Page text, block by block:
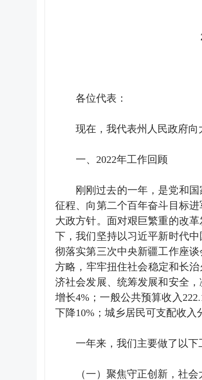
各位代表：
现在，我代表州人民政府向
一、 2022年工作回顾
刚刚过去的一年，是党和
征程、向第二个百年奋斗目标
大政方针。面对艰巨繁重的改
下，我们坚持以习近平新时代
彻落实第三次中央新疆工作座
方略，牢牢扭住社会稳定和长
济社会发展、统筹发展和安全
增长4% ；一般公共预算收入
下降10% ；城乡居民可支配收入
一年来，我们主要做了以下
（一）聚焦守正创新，社会